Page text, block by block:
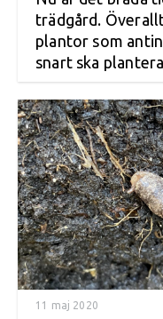
trädgård.
plantor som
snart ska
11 maj 2020